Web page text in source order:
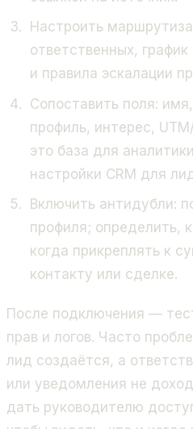
Настроить
ответственных,
и правила эскалации
Сопоставить поля:
профиль, интерес,
это база для
настройки CRM для
Включить антидубли:
профиля; определить,
когда прикреплять к
контакту или сделке.
После подключения —
прав и логов. Часто
лид создаётся, а
или уведомления не
дать руководителю